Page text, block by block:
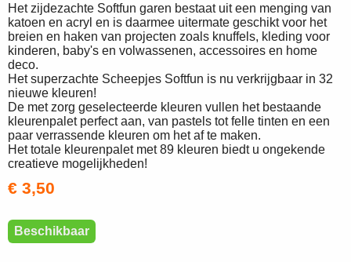
Het zijdezachte Softfun garen bestaat uit een menging van
katoen en acryl en is daarmee uitermate geschikt voor het
breien en haken van projecten zoals knuffels, kleding voor
kinderen, baby's en volwassenen, accessoires en home
deco.
Het superzachte Scheepjes Softfun is nu verkrijgbaar in 32
nieuwe kleuren!
De met zorg geselecteerde kleuren vullen het bestaande
kleurenpalet perfect aan, van pastels tot felle tinten en een
paar verrassende kleuren om het af te maken.
Het totale kleurenpalet met 89 kleuren biedt u ongekende
creatieve mogelijkheden!
€ 3,50
Beschikbaar